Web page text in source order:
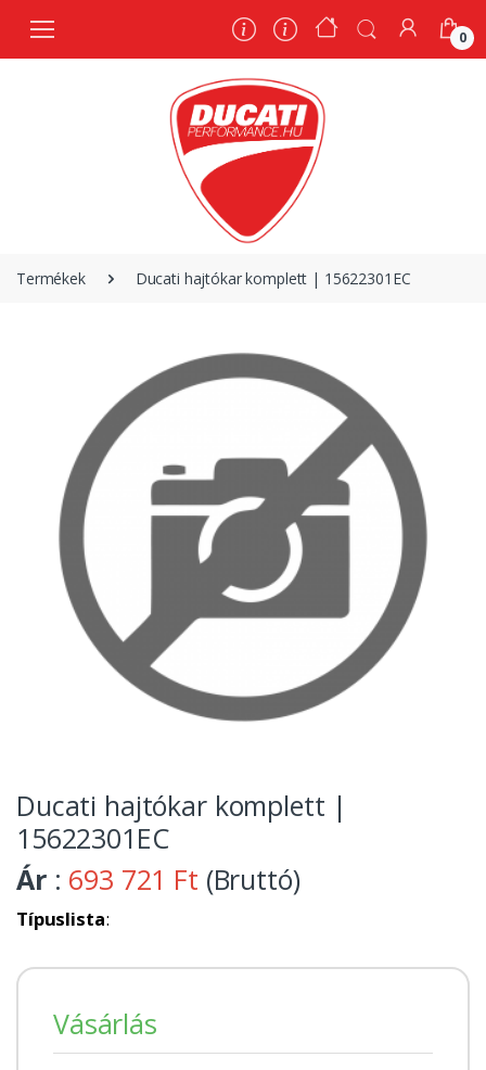
0
Termékek Ducati hajtókar komplett | 15622301EC
Ducati hajtókar komplett |
15622301EC
Ár : 693 721 Ft (Bruttó)
Típuslista:
Vásárlás
0